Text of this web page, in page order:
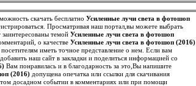
скачать бесплатноУсиленные лучи света в фотошоп
Просматривая наш портал,вы можете выбрать
заинтересованы темойУсиленные лучи света в фотошоп
о качествеУсиленные лучи света в фотошоп (2016)
иметь точное представление о нем. Если вам
наш сайт в закладки и поделиться информацией со
Вам понравилась и в благодарность за это,Вы напишите
(2016) допущена опечатка или ссылки для скачивания
досадном событии в комментариях или при помощи